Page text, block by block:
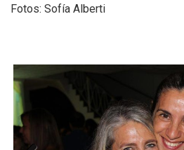
Fotos: Sofía Alberti